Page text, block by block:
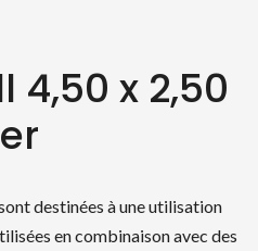
4,50 x 2,50
destinées à une utilisation
en combinaison avec des